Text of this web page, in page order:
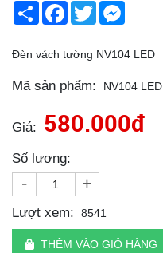
Share Facebook
Twitter
Đèn vách tường NV104 LED
Mã sản phẩm: NV104 LED
Giá: 580.000đ
Số lượng:
- +
Lượt xem: 8541
THÊM VÀO GIỎ HÀNG